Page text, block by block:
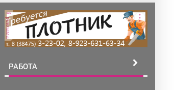
реклама
РАБОТА